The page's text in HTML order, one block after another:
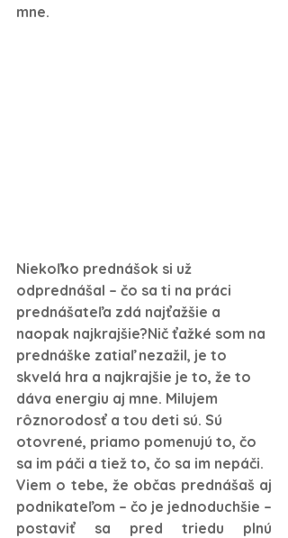
mne.
Niekoľko prednášok si už
odprednášal – čo sa ti na práci
prednášateľa zdá najťažšie a
naopak najkrajšie?Nič ťažké som na
prednáške zatiaľ nezažil, je to
skvelá hra a najkrajšie je to, že to
dáva energiu aj mne. Milujem
rôznorodosť a tou deti sú. Sú
otovrené, priamo pomenujú to, čo
sa im páči a tiež to, čo sa im nepáči.
Viem o tebe, že občas prednášaš aj
podnikateľom – čo je jednoduchšie –
postaviť sa pred triedu plnú